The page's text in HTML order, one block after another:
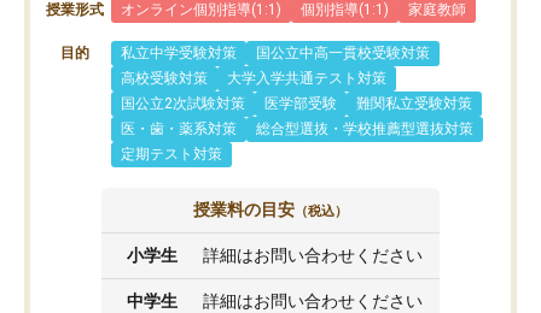
授業形式 オンライン個別指導(1:1) 個別指導(1:1) 家庭教師
目的 私立中学受験対策
国公立中高一貫校受験対策
高校受験対策
大学入学共通テスト対策
国公立2次試験対策
医学部受験
難関私立受験対策
医・歯・薬系対策
総合型選抜・学校推薦型選抜対策
定期テスト対策
授業料の目安 （税込）
小学生 詳細はお問い合わせください
中学生 詳細はお問い合わせください